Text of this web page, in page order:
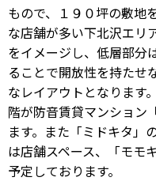
もので、１９０坪の敷地
な店舗が多い下北沢エリ
をイメージし、低層部分
ることで開放性を持たせ
なレイアウトとなります
階が防音賃貸マンション
ます。また「ミドキタ」
は店舗スペース、「モモ
予定しております。